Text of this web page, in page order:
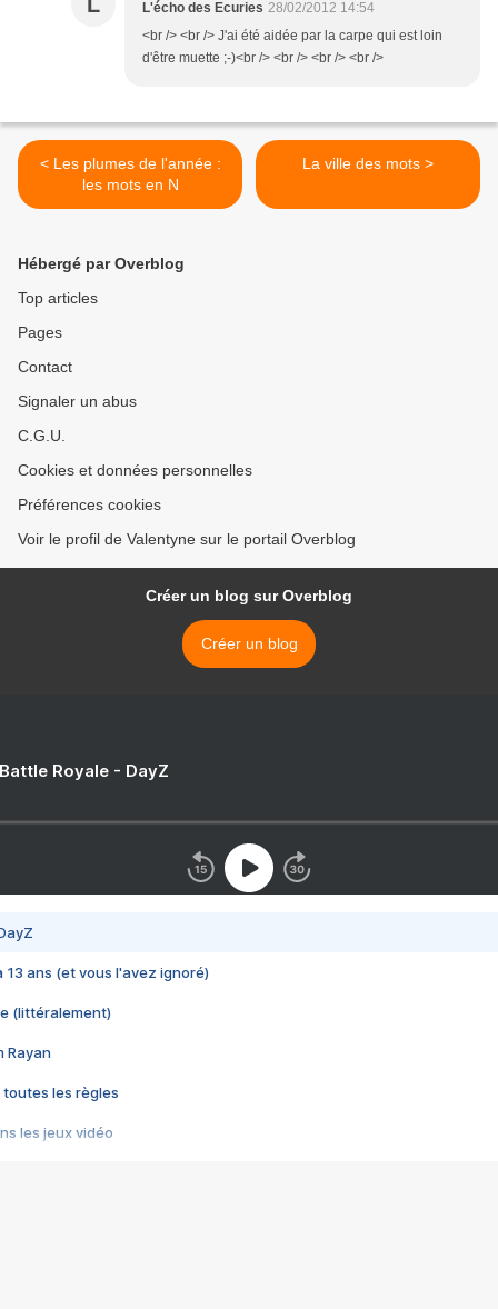
L'écho des Ecuries 28/02/2012 14:54
<br /> <br /> J'ai été aidée par la carpe qui est loin
d'être muette ;-)<br /> <br /> <br /> <br />
< Les plumes de l'année :
les mots en N
La ville des mots >
Hébergé par Overblog
Top articles
Pages
Contact
Signaler un abus
C.G.U.
Cookies et données personnelles
Préférences cookies
Voir le profil de Valentyne sur le portail Overblog
Créer un blog sur Overblog
Créer un blog
Royale - DayZ
13 ans (et vous l'avez ignoré)
(littéralement)
Rayan
toutes les règles
les jeux vidéo